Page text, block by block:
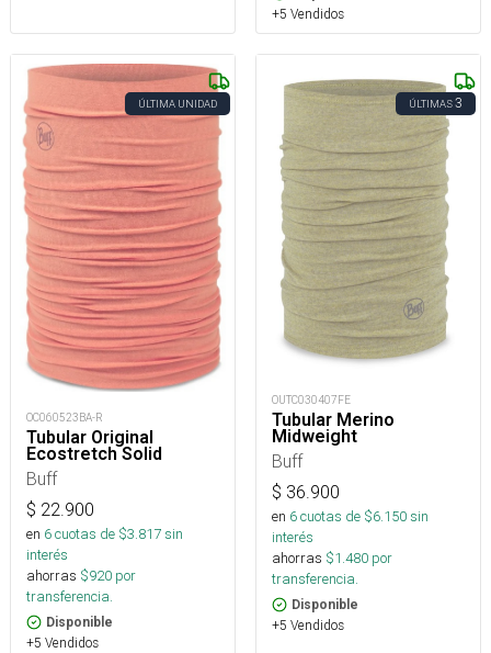
+5 Vendidos
ÚLTIMA UNIDAD
OC060523BA-R
Tubular Original
Ecostretch Solid
Buff
$ 22.900
en 6cuotas de $3.817sin
interés
ahorras $920 por
transferencia.
Disponible
+5 Vendidos
ÚLTIMAS3
OUTC030407FE
Tubular Merino
Midweight
Buff
$ 36.900
en 6cuotas de $6.150sin
interés
ahorras $1.480 por
transferencia.
Disponible
+5 Vendidos